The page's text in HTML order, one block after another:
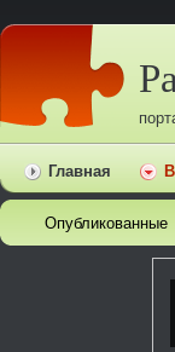
Главная
Опубликованные